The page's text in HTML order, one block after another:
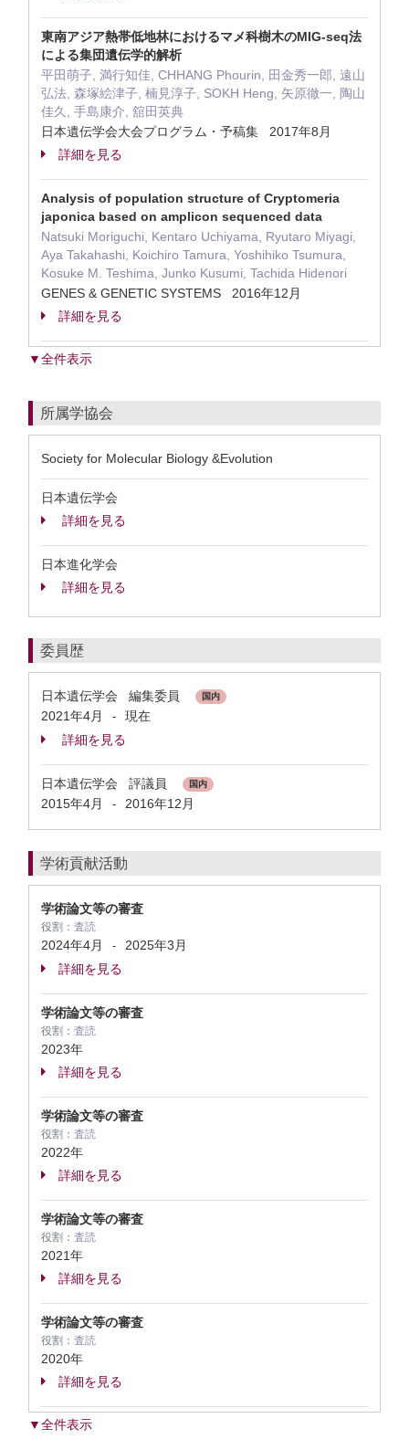
東南アジア熱帯低地林におけるマメ科樹木のMIG‐seq法
による集団遺伝学的解析
平田萌子, 満行知佳, CHHANG Phourin, 田金秀一郎, 遠山
弘法, 森塚絵津子, 楠見淳子, SOKH Heng, 矢原徹一, 陶山
佳久, 手島康介, 舘田英典
日本遺伝学会大会プログラム・予稿集 2017年8月
詳細を見る
Analysis of population structure of Cryptomeria
japonica based on amplicon sequenced data
Natsuki Moriguchi, Kentaro Uchiyama, Ryutaro Miyagi,
Aya Takahashi, Koichiro Tamura, Yoshihiko Tsumura,
Kosuke M. Teshima, Junko Kusumi, Tachida Hidenori
GENES & GENETIC SYSTEMS 2016年12月
詳細を見る
▼全件表示
所属学協会
Society for Molecular Biology &Evolution
日本遺伝学会
詳細を見る
日本進化学会
詳細を見る
委員歴
日本遺伝学会 編集委員 国内
2021年4月 -
現在
詳細を見る
日本遺伝学会 評議員 国内
2015年4月 - 2016年12月
学術貢献活動
学術論文等の審査
役割： 査読
2024年4月 -
2025年3月
詳細を見る
学術論文等の審査
役割： 査読
2023年
詳細を見る
学術論文等の審査
役割： 査読
2022年
詳細を見る
学術論文等の審査
役割： 査読
2021年
詳細を見る
学術論文等の審査
役割： 査読
2020年
詳細を見る
▼全件表示